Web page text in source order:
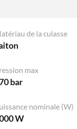
de la culasse
max
bar
nominale (W)
W